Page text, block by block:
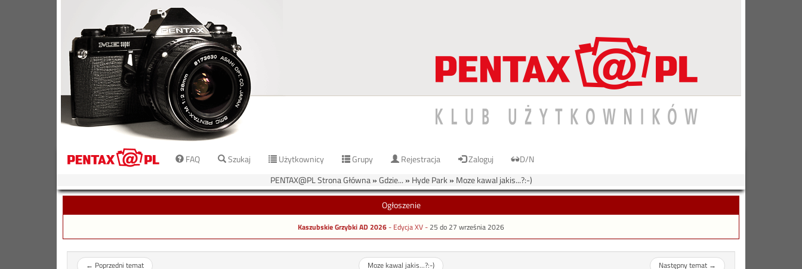
FAQ Szukaj Użytkownicy Grupy Rejestracja Zaloguj
D/N
PENTAX@PL Strona Główna»Gdzie... » Hyde Park» Moze kawal jakis...?:-)
Ogłoszenie
Kaszubskie Grzybki AD 2026- Edycja XV -25 do 27 września 2026
← Poprzedni temat Moze kawal jakis...?:-) Następny temat→